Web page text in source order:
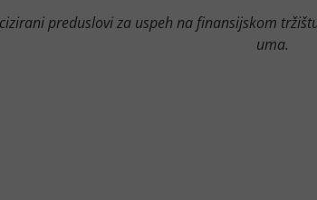
preduslovi za uspeh na finansijskom
uma.